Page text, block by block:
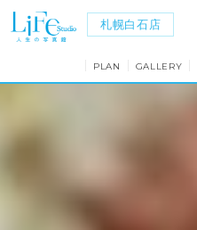
札幌白石店
PLAN GALLERY